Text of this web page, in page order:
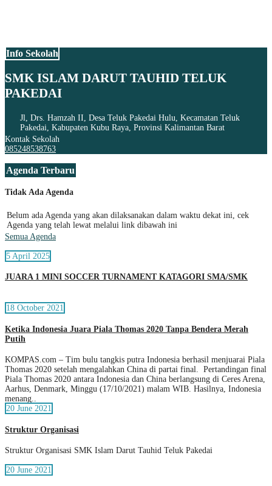
Info Sekolah
SMK ISLAM DARUT TAUHID TELUK
PAKEDAI
Jl, Drs. Hamzah II, Desa Teluk Pakedai Hulu, Kecamatan Teluk
Pakedai, Kabupaten Kubu Raya, Provinsi Kalimantan Barat
Kontak Sekolah
085248538763
Agenda Terbaru
Tidak Ada Agenda
Belum ada Agenda yang akan dilaksanakan dalam waktu dekat ini, cek
Agenda yang telah lewat melalui link dibawah ini
Semua Agenda
5 April 2025
JUARA 1 MINI SOCCER TURNAMENT KATAGORI SMA/SMK
18 October 2021
Ketika Indonesia Juara Piala Thomas 2020 Tanpa Bendera Merah
Putih
KOMPAS.com – Tim bulu tangkis putra Indonesia berhasil menjuarai Piala
Thomas 2020 setelah mengalahkan China di partai final. Pertandingan final
Piala Thomas 2020 antara Indonesia dan China berlangsung di Ceres Arena,
Aarhus, Denmark, Minggu (17/10/2021) malam WIB. Hasilnya, Indonesia
menang..
20 June 2021
Struktur Organisasi
Struktur Organisasi SMK Islam Darut Tauhid Teluk Pakedai
20 June 2021